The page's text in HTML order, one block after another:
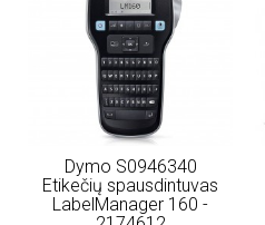
Dymo S0946340
Etikečių spausdintuvas
LabelManager 160 -